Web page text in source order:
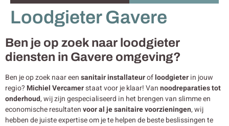
Loodgieter Gavere
Ben je op zoek naar loodgieter
diensten in Gavere omgeving?
Ben je op zoek naar eensanitair installateurofloodgieterin jouw
regio? Michiel Vercamerstaat voor je klaar! Vannoodreparaties tot
onderhoud, wij zijn gespecialiseerd in het brengen van slimme en
economische resultatenvoor al je sanitaire voorzieningen, wij
hebben de juiste expertise om je te helpen de beste beslissingen te